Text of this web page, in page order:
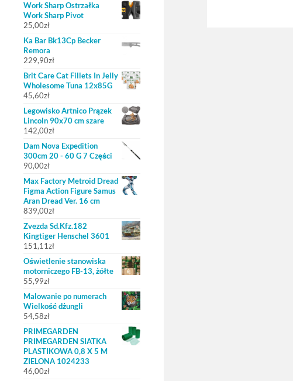
Work Sharp Ostrzałka
Work Sharp Pivot
25,00zł
Ka Bar Bk13Cp Becker
Remora
229,90zł
Brit Care Cat Fillets In Jelly
Wholesome Tuna 12x85G
45,60zł
Legowisko Artnico Prązek
Lincoln 90x70 cm szare
142,00zł
Dam Nova Expedition
300cm 20 - 60 G 7 Części
90,00zł
Max Factory Metroid Dread
Figma Action Figure Samus
Aran Dread Ver. 16 cm
839,00zł
Zvezda Sd.Kfz.182
Kingtiger Henschel 3601
151,11zł
Oświetlenie stanowiska
motorniczego FB-13, żółte
55,99zł
Malowanie po numerach
Wielkość dżungli
54,58zł
PRIMEGARDEN
PRIMEGARDEN SIATKA
PLASTIKOWA 0,8 X 5 M
ZIELONA 1024233
46,00zł